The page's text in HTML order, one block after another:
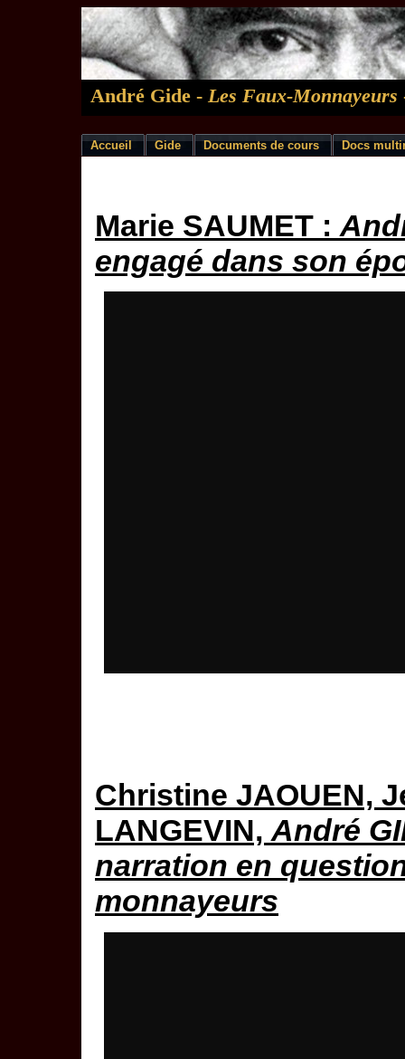
André Gide - Les Faux-Monnayeurs
Accueil Gide Documents de cours Docs
Marie SAUMET :
engagé dans son
Christine JAOUEN,
LANGEVIN, André
narration en
monnayeurs